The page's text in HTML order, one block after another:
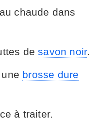
chaude dans
desavon noir.
brosse dure
à traiter.